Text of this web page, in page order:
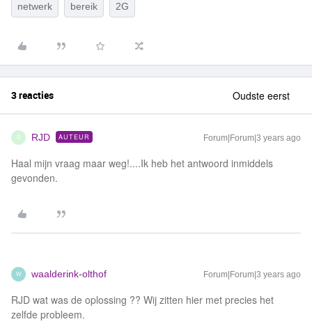
netwerk bereik 2G
3 reacties Oudste eerst
R RJD AUTEUR Forum|Forum|3 years ago
Haal mijn vraag maar weg!....Ik heb het antwoord inmiddels
gevonden.
W waalderink-olthof Forum|Forum|3 years ago
RJD wat was de oplossing ?? Wij zitten hier met precies het
zelfde probleem.